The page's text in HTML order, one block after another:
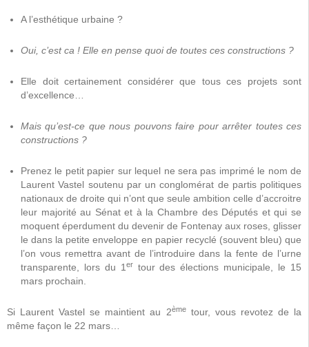
A l’esthétique urbaine ?
Oui, c’est ca ! Elle en pense quoi de toutes ces constructions ?
Elle doit certainement considérer que tous ces projets sont
d’excellence…
Mais qu’est-ce que nous pouvons faire pour arrêter toutes ces
constructions ?
Prenez le petit papier sur lequel ne sera pas imprimé le nom de
Laurent Vastel soutenu par un conglomérat de partis politiques
nationaux de droite qui n’ont que seule ambition celle d’accroitre
leur majorité au Sénat et à la Chambre des Députés et qui se
moquent éperdument du devenir de Fontenay aux roses, glisser
le dans la petite enveloppe en papier recyclé (souvent bleu) que
l’on vous remettra avant de l’introduire dans la fente de l’urne
transparente, lors du 1 ertour des élections municipale, le 15
mars prochain.
Si Laurent Vastel se maintient au 2èmetour, vous revotez de la
même façon le 22 mars…